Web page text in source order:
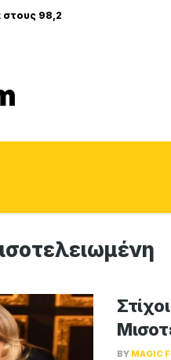
στους 98,2
BY MAGIC